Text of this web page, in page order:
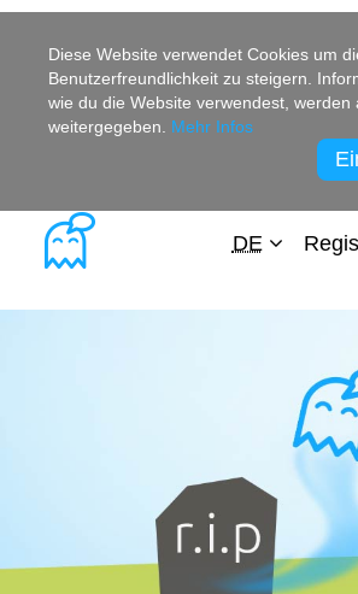
Diese Website verwendet Cookies um
Benutzerfreundlichkeit zu steigern.
wie du die Website verwendest, werden
weitergegeben. Mehr Infos
DE